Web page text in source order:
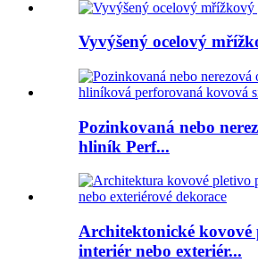
Vyvýšený ocelový
Pozinkovaná nebo
hliník Perf...
Architektonické kovové
interiér nebo exteriér...